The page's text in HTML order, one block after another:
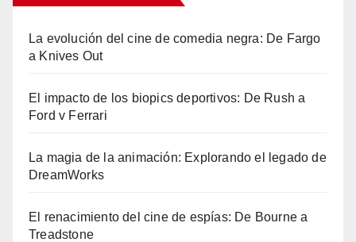
La evolución del cine de comedia negra: De Fargo
a Knives Out
El impacto de los biopics deportivos: De Rush a
Ford v Ferrari
La magia de la animación: Explorando el legado de
DreamWorks
El renacimiento del cine de espías: De Bourne a
Treadstone